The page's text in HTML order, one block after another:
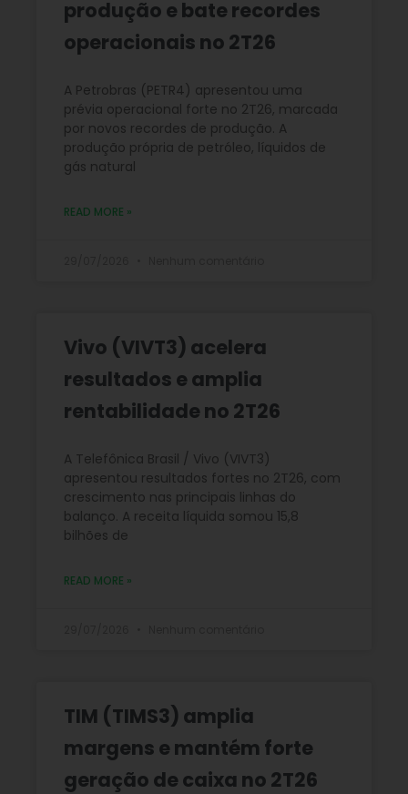
produção e bate recordes
operacionais no 2T26
A Petrobras (PETR4) apresentou uma
prévia operacional forte no 2T26, marcada
por novos recordes de produção. A
produção própria de petróleo, líquidos de
gás natural
READ MORE »
Vivo (VIVT3) acelera
resultados e amplia
rentabilidade no 2T26
A Telefônica Brasil / Vivo (VIVT3)
apresentou resultados fortes no 2T26, com
crescimento nas principais linhas do
balanço. A receita líquida somou 15,8
bilhões de
READ MORE »
TIM (TIMS3) amplia
margens e mantém forte
geração de caixa no 2T26